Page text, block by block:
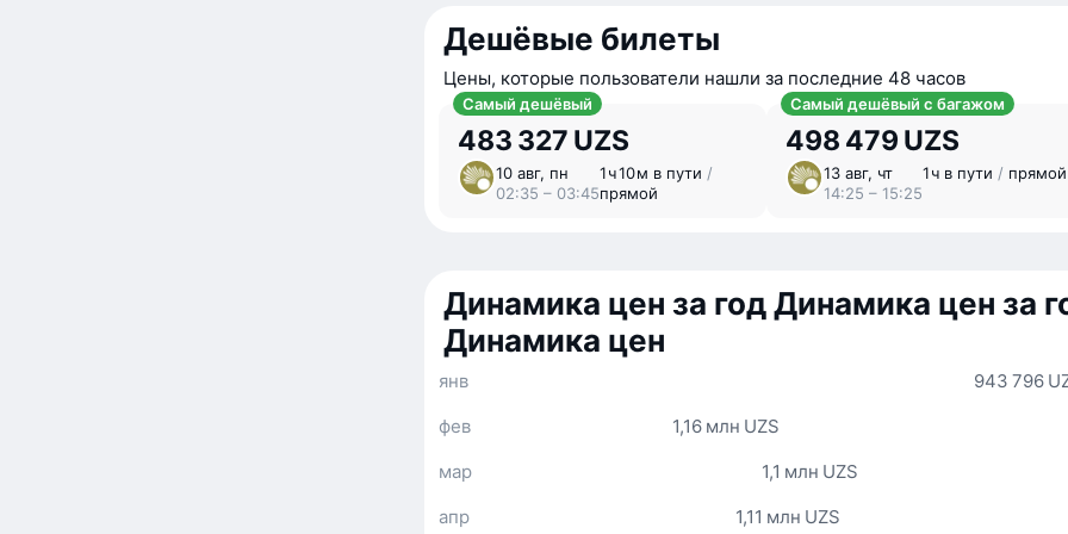
Дешёвые билеты
Цены, которые пользователи нашли за последние 48 часов
Самый дешёвый
483 327 UZS
10 авг, пн
02:35 – 03:45
1 ⁠ч 10 ⁠м в пути /
прямой
Самый дешёвый с багажом
498 479 UZS
13 авг, чт
14:25 – 15:25
1 ⁠ч в пути / прямой
Динамика цен за годДинамика цен за
Динамика цен
943 796
янв
1,16 млн UZS
фев
1,1 млн UZS
мар
1,11 млн UZS
апр